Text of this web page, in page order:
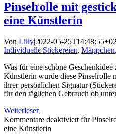
Pinselrolle mit
eine Künstlerin
Von Lilly|2022-05-
Individuelle Stickereien, Mäppchen,
Was für eine schöne
Künstlerin wurde diese Pinselrolle
ihrer persönlichen Signatur
für den täglichen Gebrauch ob
Weiterlesen
Kommentare deaktiviert für
eine Künstlerin